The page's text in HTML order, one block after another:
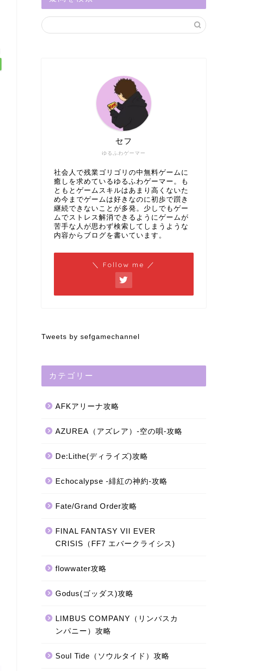
ゆるふわゲーマー
セフ
社会人で残業ゴリゴリの中無料ゲームに
癒しを求めているゆるふわゲーマー。も
ともとゲームスキルはあまり高くないた
め今までゲームは好きなのに初歩で躓き
継続できないことが多発。少しでもゲー
ムでストレス解消できるようにゲームが
苦手な人が思わず検索してしまうような
内容からブログを書いています。
＼ Follow me ／
Tweets by sefgamechannel
カテゴリー
AFKアリーナ攻略
AZUREA（アズレア）-空の唄-攻略
De:Lithe(ディライズ)攻略
Echocalypse -緋紅の神約-攻略
Fate/Grand Order攻略
FINAL FANTASY VII EVER
CRISIS（FF7 エバークライシス)
flowwater攻略
Godus(ゴッダス)攻略
LIMBUS COMPANY（リンバスカ
ンパニー）攻略
Soul Tide（ソウルタイド）攻略